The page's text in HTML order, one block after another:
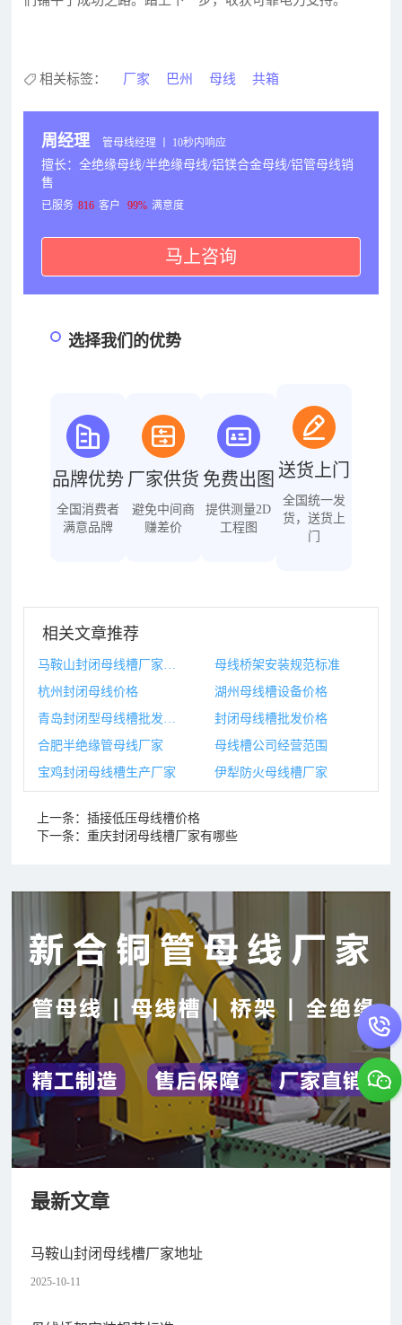
相关标签： 厂家 巴州 母线 共箱
周经理 管母线经理 丨 10秒内响应
擅长：全绝缘母线/半绝缘母线/铝镁合金母线/铝管母线销
售
已服务 816 客户 99% 满意度
马上咨询
选择我们的优势
品牌优势
全国消费者
满意品牌
厂家供货
避免中间商
赚差价
免费出图
提供测量2D
工程图
送货上门
全国统一发
货，送货上
门
相关文章推荐
母线桥架安装规范标准
杭州封闭母线价格
湖州母线槽设备价格
封闭母线槽批发价格
合肥半绝缘管母线厂家
母线槽公司经营范围
宝鸡封闭母线槽生产厂家
伊犁防火母线槽厂家
上一条：插接低压母线槽价格
下一条：重庆封闭母线槽厂家有哪些
最新文章
马鞍山封闭母线槽厂家地址
2025-10-11